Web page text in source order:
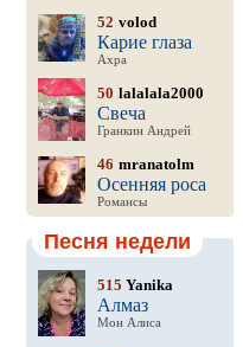
52 volod
Карие глаза
Ахра
50 lalalala2000
Свеча
Гранкин Андрей
46 mranatolm
Осенняя роса
Романсы
Песня недели
515 Yanika
Алмаз
Мон Алиса